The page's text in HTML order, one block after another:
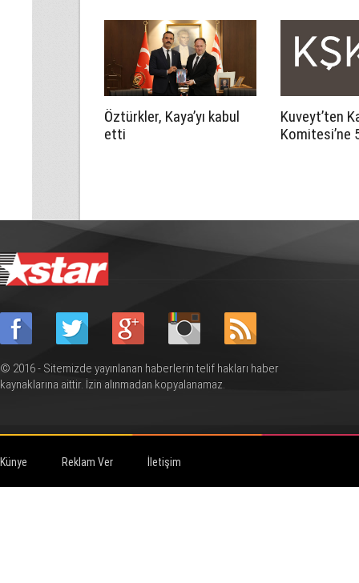
Öztürkler, Kaya’yı kabul
etti
Kuveyt’ten
Komitesi’ne
© 2016 - Sitemizde yayınlanan haberlerin telif hakları haber
kaynaklarına aittir. İzin alınmadan kopyalanamaz.
Künye Reklam Ver İletişim